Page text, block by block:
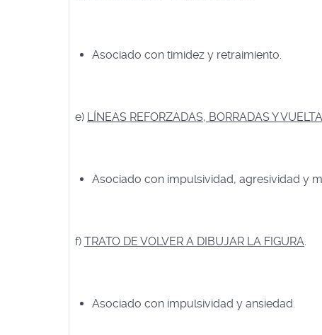
Asociado con timidez y retraimiento.
e) LÍNEAS REFORZADAS, BORRADAS Y
Asociado con impulsividad, agresividad y
f) TRATO DE VOLVER A DIBUJAR LA FIGURA.
Asociado con impulsividad y ansiedad.